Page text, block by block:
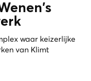
waar keizerlijke
van Klimt